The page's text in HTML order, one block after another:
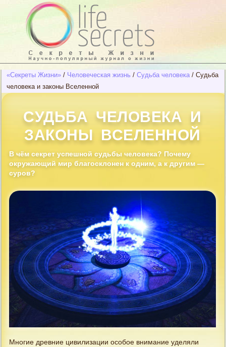
«Секреты Жизни» / Человеческая жизнь / Судьба человека / Судьба
человека и законы Вселенной
СУДЬБА ЧЕЛОВЕКА И
ЗАКОНЫ ВСЕЛЕННОЙ
В чём секрет успешной судьбы человека? Почему
окружающий мир благосклонен к одним, а к другим —
суров?
Многие древние цивилизации особое внимание уделяли